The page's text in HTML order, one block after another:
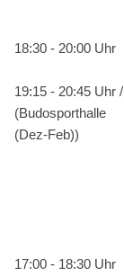
18:30 - 20:00 Uhr
19:15 - 20:45 Uhr /
(Budosporthalle
(Dez-Feb))
17:00 - 18:30 Uhr